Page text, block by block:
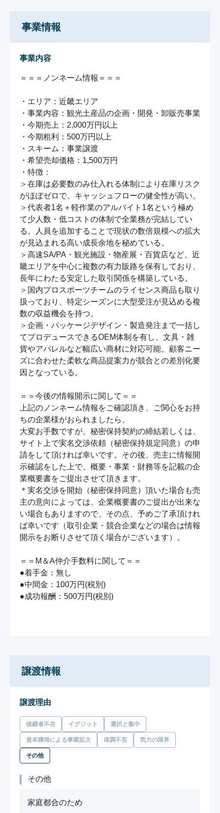
事業情報
事業内容
＝＝＝ノンネーム情報＝＝＝
・エリア：近畿エリア
・事業内容：観光土産品の企画・開発・卸販売事業
・今期売上：2,000万円以上
・今期粗利：500万円以上
・スキーム：事業譲渡
・希望売却価格：1,500万円
・特徴：
＞在庫は必要数のみ仕入れる体制により在庫リスク
がほぼゼロで、キャッシュフローの健全性が高い。
＞代表者1名＋軽作業のアルバイト1名という極め
て少人数・低コストの体制で全業務が完結してい
る。人員を追加することで現状の数倍規模への拡大
が見込まれる高い成長余地を秘めている。
＞高速SA/PA・観光施設・物産展・百貨店など、近
畿エリアを中心に複数の有力販路を保有しており、
長年にわたる安定した取引関係を構築している。
＞国内プロスポーツチームのライセンス商品も取り
扱っており、特定シーズンに大型受注が見込める複
数の収益機会を持つ。
＞企画・パッケージデザイン・製造発注まで一括し
てプロデュースできるOEM体制を有し、文具・雑
貨やアパレルなど幅広い商材に対応可能。顧客ニー
ズに合わせた柔軟な商品提案力が競合との差別化要
因となっている。
＝＝今後の情報開示に関して＝＝
上記のノンネーム情報をご確認頂き、ご関心をお持
ちの企業様がおられましたら、
大変お手数ですが、秘密保持契約の締結若しくは、
サイト上で実名交渉依頼（秘密保持規定同意）の申
請をして頂ければ幸いです。その後、売主に情報開
示確認をした上で、概要・事業・財務等を記載の企
業概要書をご提出させて頂きます。
＊実名交渉を開始（秘密保持同意）頂いた場合も売
主の意向によっては、企業概要書のご提出が出来な
い場合もありますので、その点、予めご了承頂けれ
ば幸いです（取引企業・競合企業などの場合は情報
開示をお断りさせて頂く場合がございます）。
＝＝M＆A仲介手数料に関して＝＝
●着手金：無し
●中間金：100万円(税別)
●成功報酬：500万円(税別)
譲渡情報
譲渡理由
後継者不在 イグジット 選択と集中
資本獲得による事業拡大 体調不安 気力の限界
その他
その他
家庭都合のため